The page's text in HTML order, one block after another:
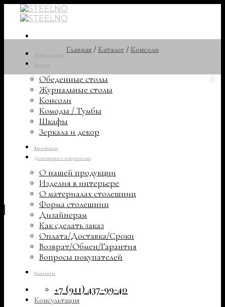
Наша история
Каталог
Обеденные столы
Журнальные столы
Консоли
Комоды / Тумбы
Шкафы
Зеркала и декор
Материалы
Дизайнерам и покупателям
О нашей продукции
Изделия в интерьере
О материалах столешниц
Форма столешниц
Дизайнерам
Как сделать заказ
Оплата/Доставка/Сроки
Возврат/Обмен/Гарантия
Вопросы покупателей
Контакты
+7 (911) 437-99-40
Консультация
Главная / Каталог / Консоли